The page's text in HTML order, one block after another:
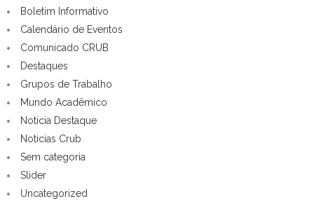
Boletim Informativo
Calendário de Eventos
Comunicado CRUB
Destaques
Grupos de Trabalho
Mundo Acadêmico
Notícia Destaque
Noticias Crub
Sem categoria
Slider
Uncategorized